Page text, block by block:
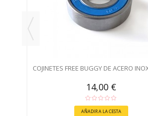
COJINETES FREE BUGGY DE ACERO
14,00 €
AÑADIR A LA CESTA